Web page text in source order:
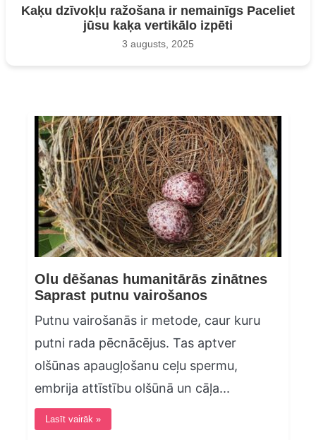
Kaķu dzīvokļu ražošana ir nemainīgs Paceliet
jūsu kaķa vertikālo izpēti
3 augusts, 2025
Olu dēšanas humanitārās zinātnes
Saprast putnu vairošanos
Putnu vairošanās ir metode, caur kuru
putni rada pēcnācējus. Tas aptver
olšūnas apaugļošanu ceļu spermu,
embrija attīstību olšūnā un cāļa...
Lasīt vairāk »